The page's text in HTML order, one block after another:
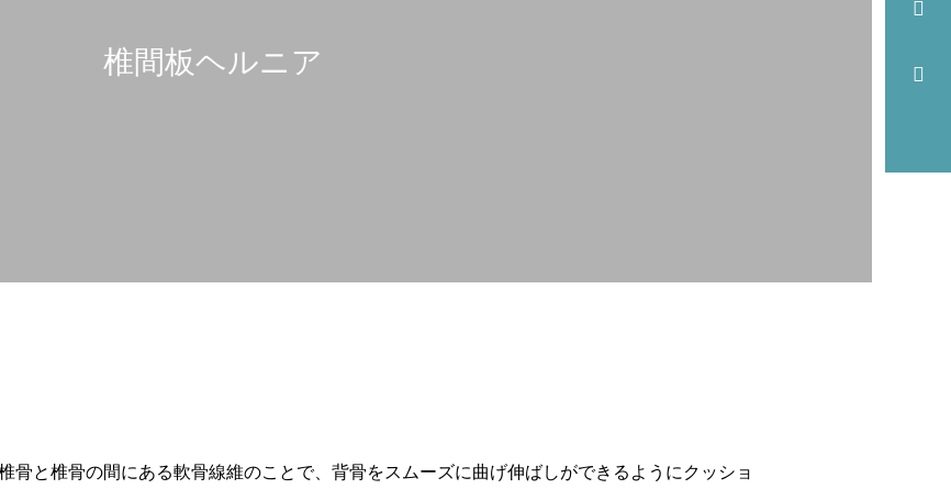
脳神経科
椎間板ヘルニア
骨と椎骨の間にある軟骨線維のことで、背骨をスムーズに曲げ伸ばしができるようにクッショ